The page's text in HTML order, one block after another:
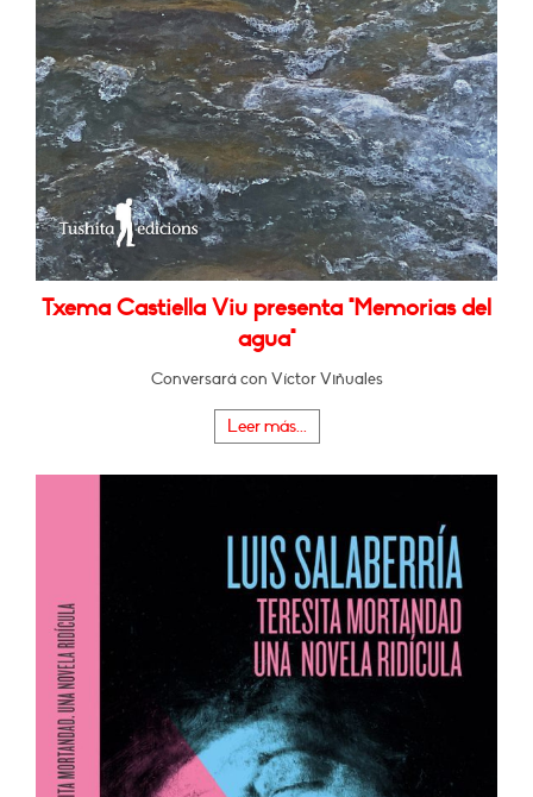
Txema Castiella Viu presenta "Memorias del
agua"
Conversará con Víctor Viñuales
Leer más...